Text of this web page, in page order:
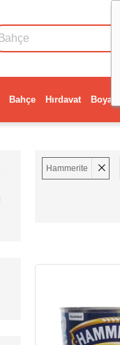
Bahçe Hırdavat Boya
Hammerite